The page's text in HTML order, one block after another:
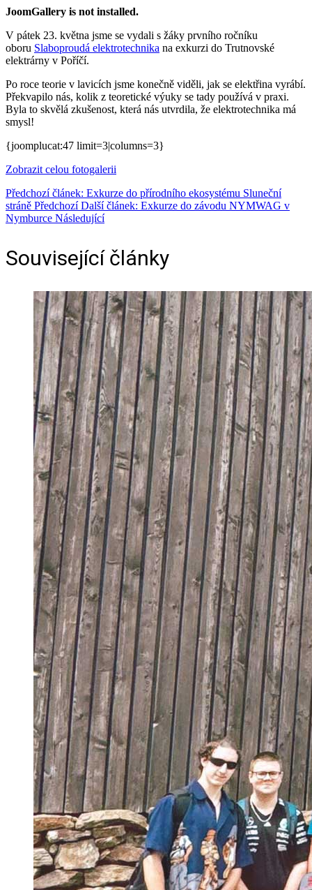
JoomGallery is not installed.
V pátek 23. května jsme se vydali s žáky prvního ročníku
oboru Slaboproudá elektrotechnika na exkurzi do Trutnovské
elektrárny v Poříčí.
Po roce teorie v lavicích jsme konečně viděli, jak se elektřina vyrábí.
Překvapilo nás, kolik z teoretické výuky se tady používá v praxi.
Byla to skvělá zkušenost, která nás utvrdila, že elektrotechnika má
smysl!
{joomplucat:47 limit=3|columns=3}
Zobrazit celou fotogalerii
Předchozí článek: Exkurze do přírodního ekosystému Sluneční
stráně Předchozí Další článek: Exkurze do závodu NYMWAG v
Nymburce Následující
Související články